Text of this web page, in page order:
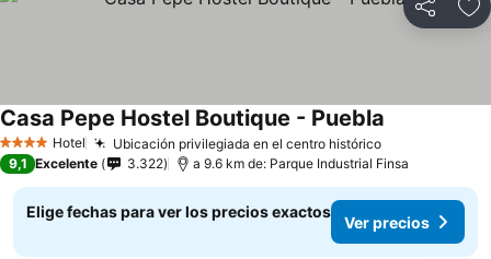
Compartir
4 EstrellasHotel Ubicación privilegiada en el centro histórico
Casa Pepe Hostel Boutique - Puebla
9,1 Excelente 3.322 a 9.6 km de: Parque Industrial Finsa
Elige fechas para ver los precios exactos
Ver precios